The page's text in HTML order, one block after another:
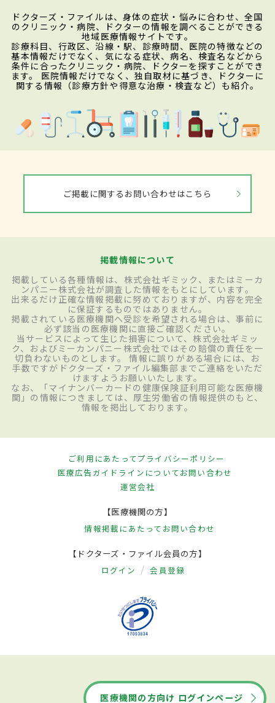
ドクターズ・ファイルは、身体の症状・悩みに合わせ、全国
のクリニック・病院、ドクターの情報を調べることができる
地域医療情報サイトです。
診療科目、行政区、沿線・駅、診療時間、医院の特徴などの
基本情報だけでなく、気になる症状、病名、検査名などから
条件に合ったクリニック・病院、ドクターを探すことができ
ます。 医院情報だけでなく、独自取材に基づき、ドクターに
関する情報（診療方針や得意な治療・検査など）も紹介。
ご掲載に関するお問い合わせはこちら
掲載情報について
掲載している各種情報は、株式会社ギミック、またはミーカ
ンパニー株式会社が調査した情報をもとにしています。
出来るだけ正確な情報掲載に努めておりますが、内容を完全
に保証するものではありません。
掲載されている医療機関へ受診を希望される場合は、事前に
必ず該当の医療機関に直接ご確認ください。
当サービスによって生じた損害について、株式会社ギミッ
ク、およびミーカンパニー株式会社ではその賠償の責任を一
切負わないものとします。 情報に誤りがある場合には、お
手数ですがドクターズ・ファイル編集部までご連絡をいただ
けますようお願いいたします。
なお、「マイナンバーカードの健康保険証利用可能な医療機
関」の情報につきましては、厚生労働省の情報提供のもと、
情報を掲出しております。
ご利用にあたってプライバシーポリシー
医療広告ガイドラインについてお問い合わせ
運営会社
【医療機関の方】
情報掲載にあたって お問い合わせ
【ドクターズ・ファイル会員の方】
ログイン 会員登録
医療機関の方向け ログインページ